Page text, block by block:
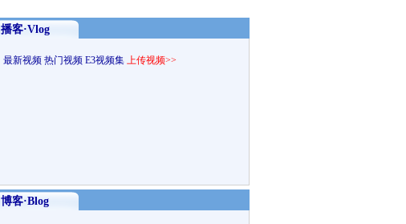
播客·Vlog
最新视频 热门视频 E3视频集 上传视频>>
博客·Blog